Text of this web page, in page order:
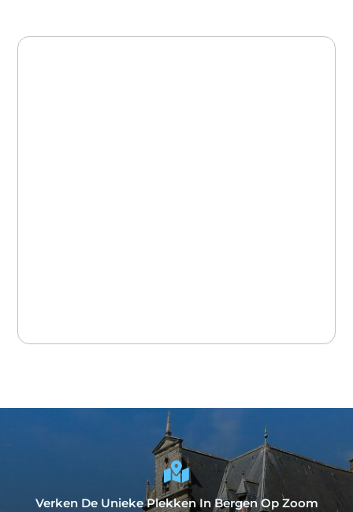
Verken De Unieke Plekken In Bergen Op Zoom